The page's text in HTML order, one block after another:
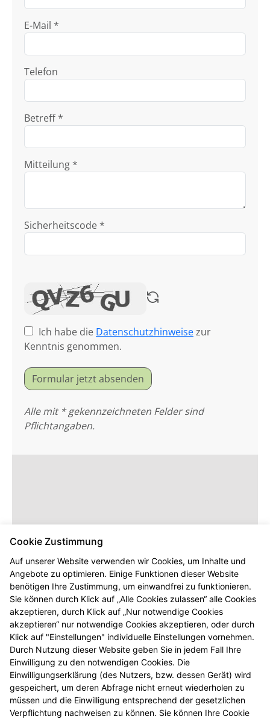
E-Mail *
Telefon
Betreff *
Mitteilung *
Sicherheitscode *
Ich habe die Datenschutzhinweisezur
Kenntnis genommen.
Formular jetzt absenden
Alle mit * gekennzeichneten Felder sind
Pflichtangaben.
Dieser Inhalt wird erst angezeigt,
sobald Sie die entsprechenden Cookies
akzeptieren.
Cookie Zustimmung
Auf unserer Website verwenden wir Cookies, um Inhalte und
Angebote zu optimieren. Einige Funktionen dieser Website
benötigen Ihre Zustimmung, um einwandfrei zu funktionieren.
Sie können durch Klick auf „Alle Cookies zulassen“ alle Cookies
akzeptieren, durch Klick auf „Nur notwendige Cookies
akzeptieren“ nur notwendige Cookies akzeptieren, oder durch
Klick auf "Einstellungen" individuelle Einstellungen vornehmen.
Durch Nutzung dieser Website geben Sie in jedem Fall Ihre
Einwilligung zu den notwendigen Cookies. Die
Einwilligungserklärung (des Nutzers, bzw. dessen Gerät) wird
gespeichert, um deren Abfrage nicht erneut wiederholen zu
müssen und die Einwilligung entsprechend der gesetzlichen
Verpflichtung nachweisen zu können. Sie können Ihre Cookie